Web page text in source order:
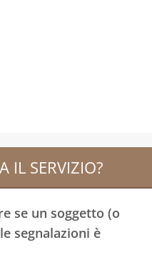
IL SERVIZIO?
se un soggetto (o
segnalazioni è